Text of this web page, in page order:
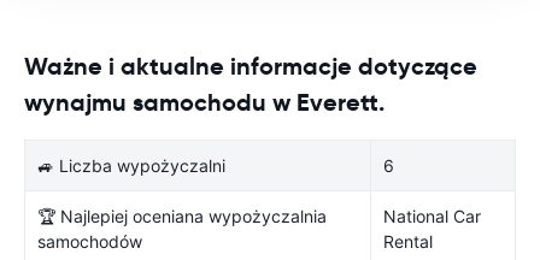
Ważne i aktualne informacje dotyczące
wynajmu samochodu w Everett.
🚙 Liczba wypożyczalni 6
🏆 Najlepiej oceniana wypożyczalnia
samochodów
National Car
Rental